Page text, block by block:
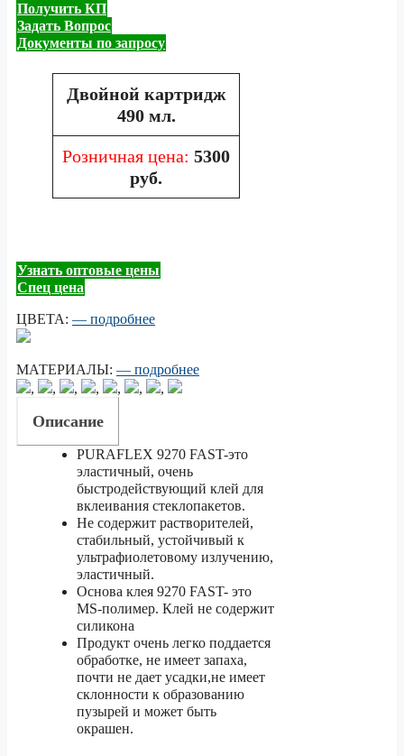
Получить КП
Задать Вопрос
Документы по запросу
Двойной картридж
490 мл.
Розничная цена: 5300
руб.
Узнать оптовые цены
Спец цена
ЦВЕТА: — подробнее
МАТЕРИАЛЫ: — подробнее
,
, , , , , ,
Описание
PURAFLEX 9270 FAST-это
эластичный, очень
быстродействующий клей для
вклеивания стеклопакетов.
Не содержит растворителей,
стабильный, устойчивый к
ультрафиолетовому излучению,
эластичный.
Основа клея 9270 FAST- это
MS-полимер. Клей не содержит
силикона
Продукт очень легко поддается
обработке, не имеет запаха,
почти не дает усадки,не имеет
склонности к образованию
пузырей и может быть
окрашен.